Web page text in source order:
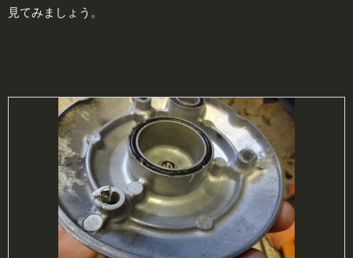
見てみましょう。